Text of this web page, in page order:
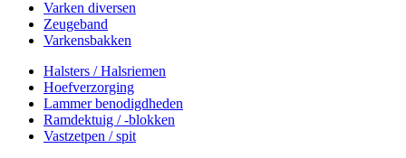
Varken diversen
Zeugeband
Varkensbakken
Halsters / Halsriemen
Hoefverzorging
Lammer benodigdheden
Ramdektuig / -blokken
Vastzetpen / spit